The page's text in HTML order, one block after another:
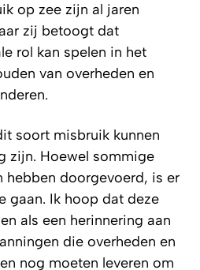
op zee zijn al jaren
zij betoogt dat
rol kan spelen in het
van overheden en
soort misbruik kunnen
zijn. Hoewel sommige
hebben doorgevoerd, is er
gaan. Ik hoop dat deze
als een herinnering aan
die overheden en
nog moeten leveren om